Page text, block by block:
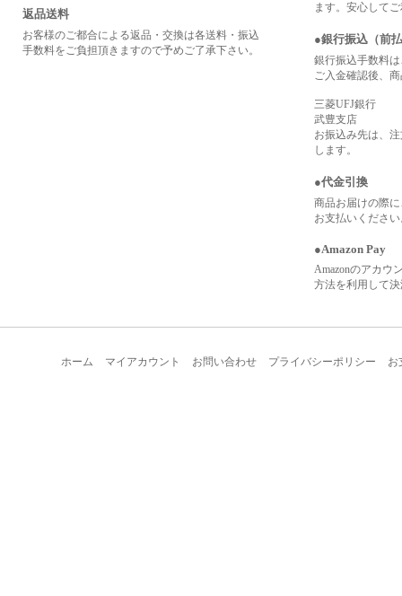
返品送料
お客様のご都合による返品・交換は各送料・振込
手数料をご負担頂きますので予めご了承下さい。
ます。安心して
●銀行振込（前
銀行振込手数料
ご入金確認後、
三菱UFJ銀行
武豊支店
お振込み先は、
します。
●代金引換
商品お届けの際
お支払いくださ
●Amazon Pay
Amazonのアカウ
方法を利用して
ホーム マイアカウント お問い合わせ プライバシーポリシー お